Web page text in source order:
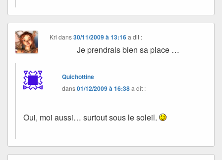
Kri dans30/11/2009 à 13:16 a dit :
Je prendrais bien sa place …
Quichottine
dans01/12/2009 à 16:38a dit :
Oui, moi aussi… surtout sous le soleil.